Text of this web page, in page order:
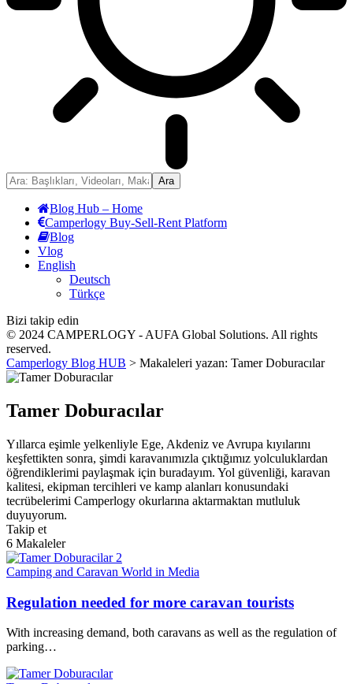
Blog Hub – Home
Camperlogy Buy-Sell-Rent Platform
Blog
Vlog
English
Deutsch
Türkçe
Bizi takip edin
© 2024 CAMPERLOGY - AUFA Global Solutions. All rights
reserved.
Camperlogy Blog HUB > Makaleleri yazan: Tamer Doburacılar
Tamer Doburacılar
Yıllarca eşimle yelkenliyle Ege, Akdeniz ve Avrupa kıyılarını
keşfettikten sonra, şimdi karavanımızla çıktığımız yolculuklardan
öğrendiklerimi paylaşmak için buradayım. Yol güvenliği, karavan
kalitesi, ekipman tercihleri ve kamp alanları konusundaki
tecrübelerimi Camperlogy okurlarına aktarmaktan mutluluk
duyuyorum.
Takip et
6 Makaleler
Camping and Caravan World in Media
Regulation needed for more caravan tourists
With increasing demand, both caravans as well as the regulation of
parking…